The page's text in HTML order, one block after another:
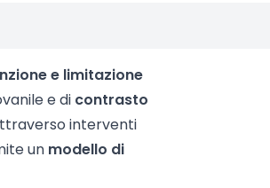
e limitazione
e di contrasto
interventi
un modello di